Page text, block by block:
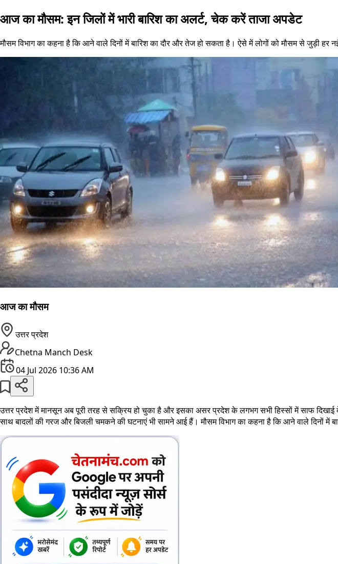
आज का मौसम: इन जिलों में भारी बारिश का अलर्ट, चेक करें ताजा अपडेट
मौसम विभाग का कहना है कि आने वाले दिनों में बारिश का दौर और तेज हो सकता है। ऐसे में लोगों को मौसम से जुड़ी हर
आज का मौसम
उत्तर प्रदेश
Chetna Manch Desk
04 Jul 2026 10:36 AM
उत्तर प्रदेश में मानसून अब पूरी तरह से सक्रिय हो चुका है और इसका असर प्रदेश के लगभग सभी हिस्सों में साफ दिखाई दे
साथ बादलों की गरज और बिजली चमकने की घटनाएं भी सामने आई हैं। मौसम विभाग का कहना है कि आने वाले दिनों में